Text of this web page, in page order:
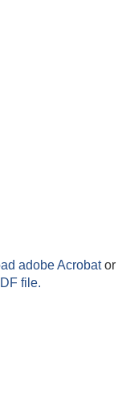
adobe Acrobator
file.